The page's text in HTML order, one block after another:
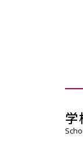
学